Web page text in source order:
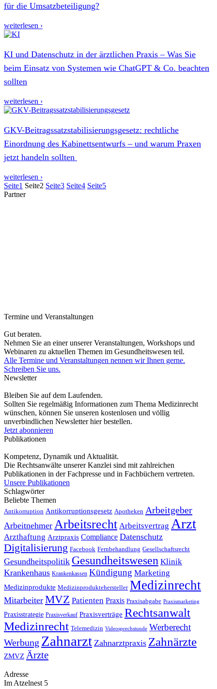
für die Umsatzbeteiligung?
weiterlesen ›
KI und Datenschutz in der ärztlichen Praxis – Was Sie
beim Einsatz von Systemen wie ChatGPT & Co. beachten
sollten
weiterlesen ›
GKV-Beitragssatzstabilisierungsgesetz: rechtliche
Einordnung des Kabinettsentwurfs – und warum Praxen
jetzt handeln sollten
weiterlesen ›
Seite1 Seite2 Seite3 Seite4 Seite5
Partner
Termine und Veranstaltungen
Gut beraten.
Nehmen Sie an einer unserer Veranstaltungen, Workshops und
Webinaren zu aktuellen Themen im Gesundheitswesen teil.
Alle Termine und Veranstaltungen nennen wir Ihnen gerne.
Schreiben Sie uns.
Newsletter
Bleiben Sie auf dem Laufenden.
Sollten Sie regelmäßig Informationen zum Thema Medizinrecht
wünschen, können Sie unseren kostenlosen und völlig
unverbindlichen Newsletter hier bestellen.
Jetzt abonnieren
Publikationen
Kompetenz, Dynamik und Aktualität.
Die Rechtsanwälte unserer Kanzlei sind mit zahlreichen
Publikationen in der Fachpresse und in Fachbüchern vertreten.
Unsere Publikationen
Schlagwörter
Beliebte Themen
Antikorruption Antikorruptionsgesetz Apotheken Arbeitgeber
Arbeitnehmer Arbeitsrecht Arbeitsvertrag Arzt
Arzthaftung Arztpraxis Compliance Datenschutz
Digitalisierung Facebook Fernbehandlung Gesellschaftsrecht
Gesundheitspolitik Gesundheitswesen Klinik
Krankenhaus Krankenkassen Kündigung Marketing
Medizinprodukte Medizinproduktehersteller Medizinrecht
Mitarbeiter MVZ Patienten Praxis Praxisabgabe Praxismarketing
Praxisstrategie Praxisverkauf Praxisverträge Rechtsanwalt
Medizinrecht Telemedizin Videosprechstunde Werberecht
Werbung Zahnarzt Zahnarztpraxis Zahnärzte
ZMVZ Ärzte
Adresse
Im Atzelnest 5